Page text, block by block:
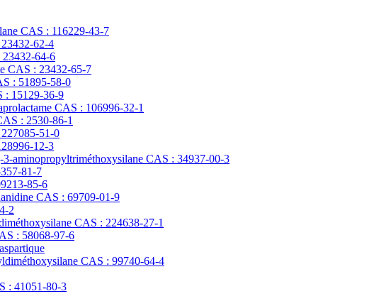
CAS : 116229-43-7
62-4
64-6
CAS : 23432-65-7
: 51895-58-0
: 15129-36-9
CAS : 106996-32-1
: 2530-86-1
51-0
12-3
aminopropyltriméthoxysilane CAS : 34937-00-3
81-7
85-6
CAS : 69709-01-9
2
CAS : 224638-27-1
: 58068-97-6
CAS : 99740-64-4
: 41051-80-3